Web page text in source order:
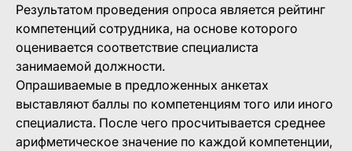
Результатом проведения опроса является рейтинг
компетенций сотрудника, на основе которого
оценивается соответствие специалиста
занимаемой должности.
Опрашиваемые в предложенных анкетах
выставляют баллы по компетенциям того или иного
специалиста. После чего просчитывается среднее
арифметическое значение по каждой компетенции,